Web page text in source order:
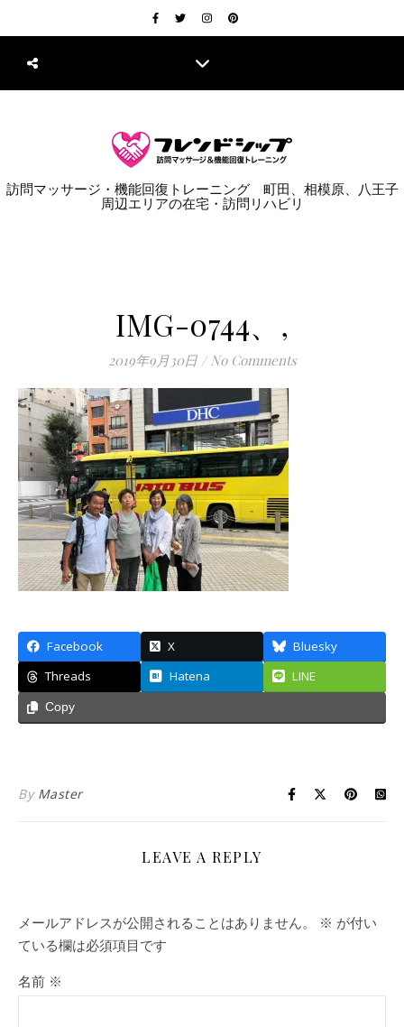
訪問マッサージ・機能回復トレーニング 町田、相模原、八王子
周辺エリアの在宅・訪問リハビリ
IMG-0744、,
2019年9月30日 / No Comments
Facebook X
Bluesky
Threads
Hatena LINE
Copy
By Master
LEAVE A REPLY
メールアドレスが公開されることはありません。 ※ が付い
ている欄は必須項目です
名前 ※